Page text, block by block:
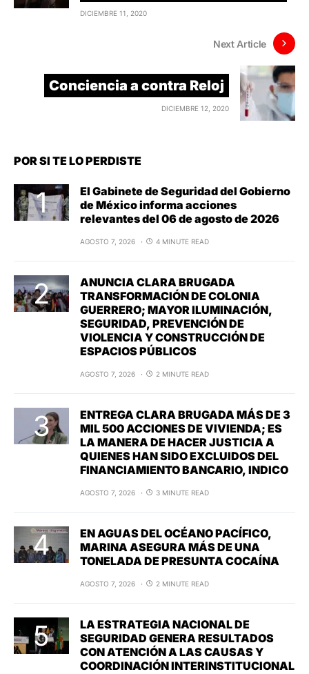
DICIEMBRE 11, 2020
Next Article
Conciencia a contra Reloj
DICIEMBRE 12, 2020
POR SI TE LO PERDISTE
El Gabinete de Seguridad del Gobierno
de México informa acciones
relevantes del 06 de agosto de 2026
AGOSTO 7, 2026 4 MINUTE READ
ANUNCIA CLARA BRUGADA
TRANSFORMACIÓN DE COLONIA
GUERRERO; MAYOR ILUMINACIÓN,
SEGURIDAD, PREVENCIÓN DE
VIOLENCIA Y CONSTRUCCIÓN DE
ESPACIOS PÚBLICOS
AGOSTO 7, 2026 2 MINUTE READ
ENTREGA CLARA BRUGADA MÁS DE 3
MIL 500 ACCIONES DE VIVIENDA; ES
LA MANERA DE HACER JUSTICIA A
QUIENES HAN SIDO EXCLUIDOS DEL
FINANCIAMIENTO BANCARIO, INDICO
AGOSTO 7, 2026 3 MINUTE READ
EN AGUAS DEL OCÉANO PACÍFICO,
MARINA ASEGURA MÁS DE UNA
TONELADA DE PRESUNTA COCAÍNA
AGOSTO 7, 2026 2 MINUTE READ
LA ESTRATEGIA NACIONAL DE
SEGURIDAD GENERA RESULTADOS
CON ATENCIÓN A LAS CAUSAS Y
COORDINACIÓN INTERINSTITUCIONAL